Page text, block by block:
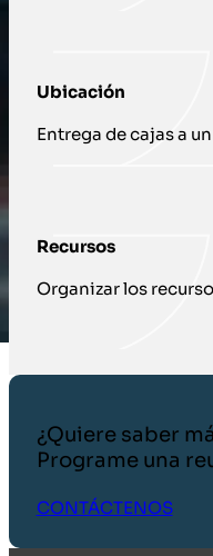
Ubicación
Entrega de cajas a
Recursos
Organizar los
¿Quiere saber
Programe una
CONTÁCTENOS